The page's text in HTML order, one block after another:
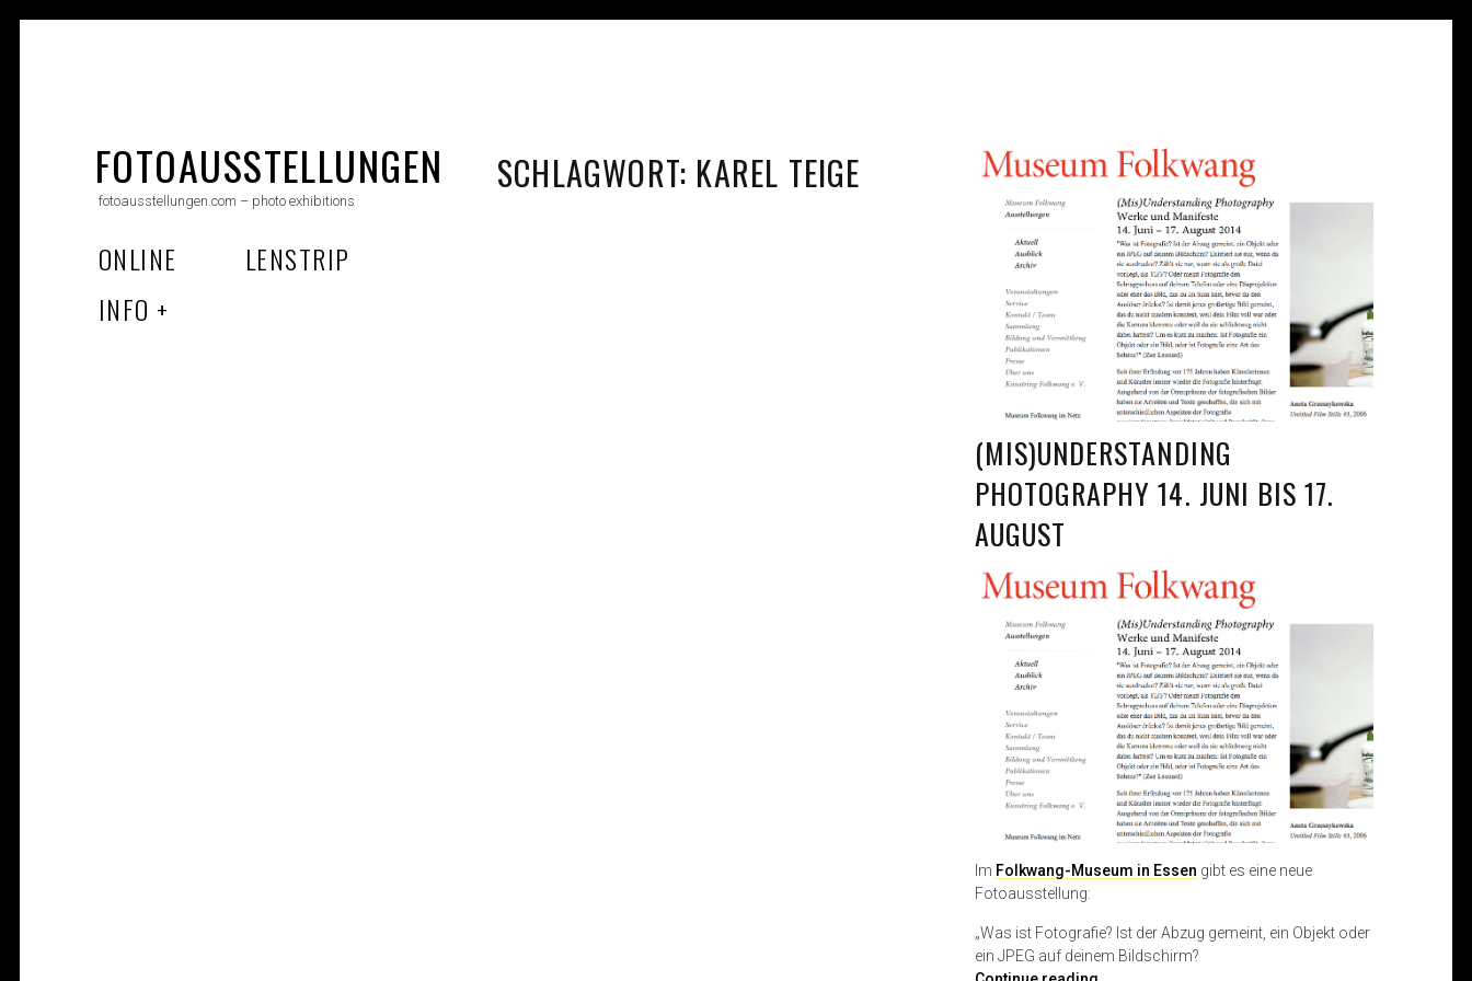
FOTOAUSSTELLUNGEN
fotoausstellungen.com – photo exhibitions
ONLINE
LENSTRIP
INFO
SCHLAGWORT: KAREL TEIGE
(MIS)UNDERSTANDING
PHOTOGRAPHY 14. JUNI BIS 17.
AUGUST
Im Folkwang-Museum in Essen gibt es eine neue
Fotoausstellung:
„Was ist Fotografie? Ist der Abzug gemeint, ein Objekt oder
ein JPEG auf deinem Bildschirm?